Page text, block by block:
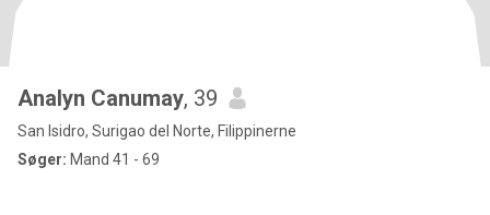
Analyn Canumay, 39
San Isidro, Surigao del Norte, Filippinerne
Søger: Mand 41 - 69